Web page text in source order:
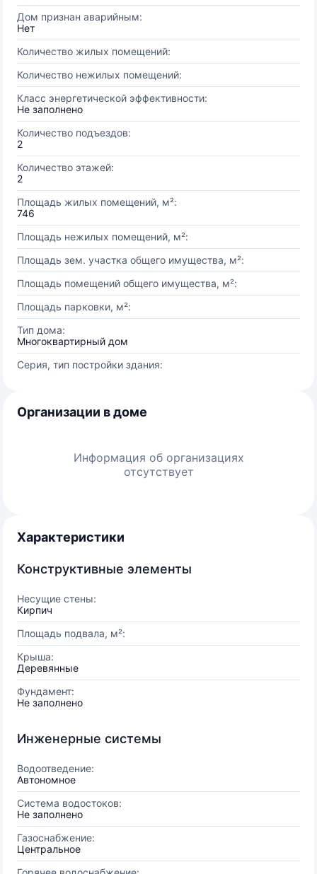
Дом признан аварийным:
Нет
Количество жилых помещений:
Количество нежилых помещений:
Класс энергетической эффективности:
Не заполнено
Количество подъездов:
2
Количество этажей:
2
Площадь жилых помещений, м²:
746
Площадь нежилых помещений, м²:
Площадь зем. участка общего имущества, м²:
Площадь помещений общего имущества, м²:
Площадь парковки, м²:
Тип дома:
Многоквартирный дом
Серия, тип постройки здания:
Организации в доме
Информация об организациях
отсутствует
Характеристики
Конструктивные элементы
Несущие стены:
Кирпич
Площадь подвала, м²:
Крыша:
Деревянные
Фундамент:
Не заполнено
Инженерные системы
Водоотведение:
Автономное
Система водостоков:
Не заполнено
Газоснабжение:
Центральное